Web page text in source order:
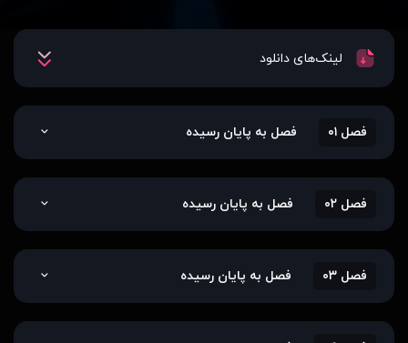
لینک‌های دانلود
فصل ۰۱ فصل به پایان رسیده
فصل ۰۲ فصل به پایان رسیده
فصل ۰۳ فصل به پایان رسیده